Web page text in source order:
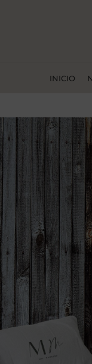
INICIO